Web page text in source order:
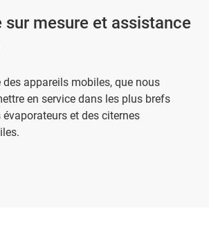
mesure et assistance
des appareils mobiles, que nous
en service dans les plus brefs
et des citernes